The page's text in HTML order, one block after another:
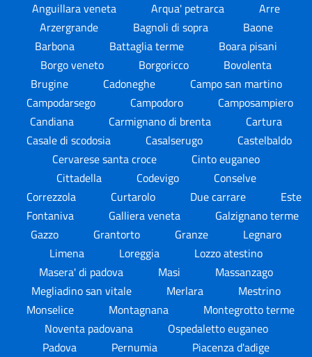
Anguillara veneta
Arqua' petrarca
Arre
Arzergrande
Bagnoli di sopra
Baone
Barbona
Battaglia terme
Boara pisani
Borgo veneto
Borgoricco
Bovolenta
Brugine
Cadoneghe
Campo san martino
Campodarsego
Campodoro
Camposampiero
Candiana
Carmignano di brenta
Cartura
Casale di scodosia
Casalserugo
Castelbaldo
Cervarese santa croce
Cinto euganeo
Cittadella
Codevigo
Conselve
Correzzola
Curtarolo Due carrare
Este
Fontaniva
Galliera veneta
Galzignano terme
Gazzo
Grantorto Granze
Legnaro
Limena
Loreggia
Lozzo atestino
Masera' di padova
Masi
Massanzago
Megliadino san vitale
Merlara
Mestrino
Monselice
Montagnana
Montegrotto terme
Noventa padovana
Ospedaletto euganeo
Padova
Pernumia
Piacenza d'adige